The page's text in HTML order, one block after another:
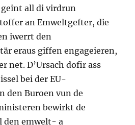
all di virdrun
an Emweltgefter, die
iwerrt den
eraus giffen engageieren,
net. D’Ursach dofir ass
bei der EU-
den Buroen vun de
bewirkt de
den emwelt- a